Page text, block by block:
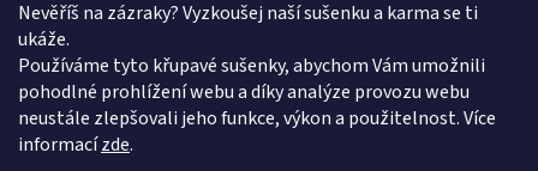
Nevěříš na zázraky? Vyzkoušej naší sušenku a karma se ti
ukáže.
Používáme tyto křupavé sušenky, abychom Vám umožnili
pohodlné prohlížení webu a díky analýze provozu webu
neustále zlepšovali jeho funkce, výkon a použitelnost.Více
informacízde.